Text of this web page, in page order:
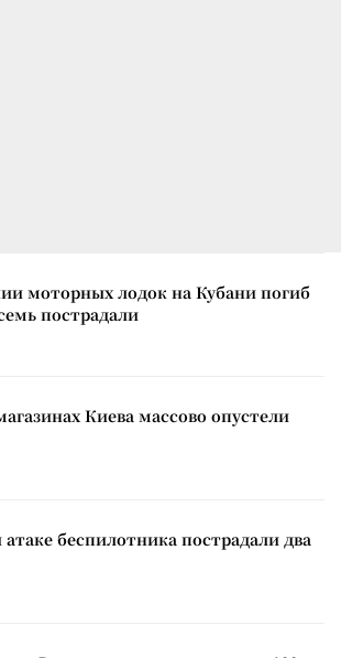
моторных лодок на Кубани погиб
пострадали
Киева массово опустели
беспилотника пострадали два